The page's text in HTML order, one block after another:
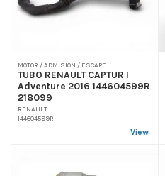
MOTOR / ADMISION / ESCAPE
TUBO RENAULT CAPTUR I
Adventure 2016 144604599R
218099
RENAULT
144604599R
View